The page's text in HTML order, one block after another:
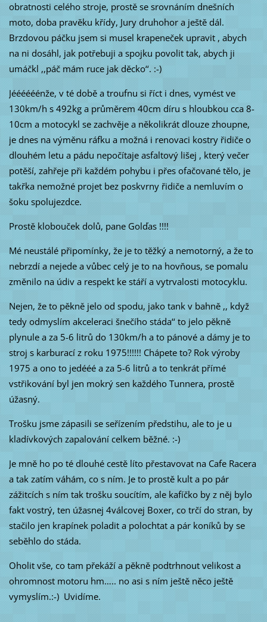
obratnosti celého stroje, prostě se srovnáním dnešních
moto, doba pravěku křídy, Jury druhohor a ještě dál.
Brzdovou páčku jsem si musel krapeneček upravit , abych
na ni dosáhl, jak potřebuji a spojku povolit tak, abych ji
umáčkl ,,páč mám ruce jak děcko‘‘. :-)
Jéééééénže, v té době a troufnu si říct i dnes, vymést ve
130km/h s 492kg a průměrem 40cm díru s hloubkou cca 8-
10cm a motocykl se zachvěje a několikrát dlouze zhoupne,
je dnes na výměnu ráfku a možná i renovaci kostry řidiče o
dlouhém letu a pádu nepočítaje asfaltový lišej , který večer
potěší, zahřeje při každém pohybu i přes ofačované tělo, je
takřka nemožné projet bez poskvrny řidiče a nemluvím o
šoku spolujezdce.
Prostě klobouček dolů, pane Golďas !!!!
Mé neustálé připomínky, že je to těžký a nemotorný, a že to
nebrzdí a nejede a vůbec celý je to na hovňous, se pomalu
změnilo na údiv a respekt ke stáří a vytrvalosti motocyklu.
Nejen, že to pěkně jelo od spodu, jako tank v bahně ,, když
tedy odmyslím akceleraci šnečího stáda‘‘ to jelo pěkně
plynule a za 5-6 litrů do 130km/h a to pánové a dámy je to
stroj s karburací z roku 1975!!!!!! Chápete to? Rok výroby
1975 a ono to jedééé a za 5-6 litrů a to tenkrát přímé
vstřikování byl jen mokrý sen každého Tunnera, prostě
úžasný.
Trošku jsme zápasili se seřízením předstihu, ale to je u
kladívkových zapalování celkem běžné. :-)
Je mně ho po té dlouhé cestě líto přestavovat na Cafe Racera
a tak zatím váhám, co s ním. Je to prostě kult a po pár
zážitcích s ním tak trošku soucítím, ale kafíčko by z něj bylo
fakt vostrý, ten úžasnej 4válcovej Boxer, co trčí do stran, by
stačilo jen krapínek poladit a polochtat a pár koníků by se
seběhlo do stáda.
Oholit vše, co tam překáží a pěkně podtrhnout velikost a
ohromnost motoru hm….. no asi s ním ještě něco ještě
vymyslím.:-) Uvidíme.